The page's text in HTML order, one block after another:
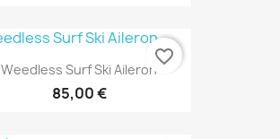
Weedless Surf Ski Aileron
85,00 €
favorite_border